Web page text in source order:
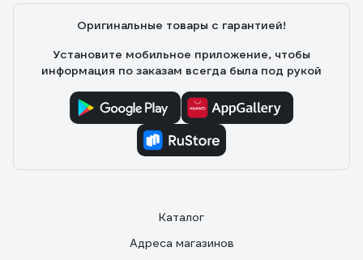
Оригинальные товары с гарантией!
Установите мобильное приложение, чтобы
информация по заказам всегда была под рукой
Каталог
Адреса магазинов